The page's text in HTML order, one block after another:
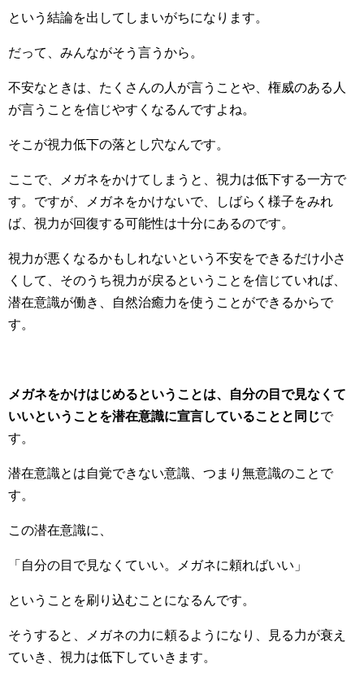
という結論を出してしまいがちになります。
だって、みんながそう言うから。
不安なときは、たくさんの人が言うことや、権威のある人
が言うことを信じやすくなるんですよね。
そこが視力低下の落とし穴なんです。
ここで、メガネをかけてしまうと、視力は低下する一方で
す。ですが、メガネをかけないで、しばらく様子をみれ
ば、視力が回復する可能性は十分にあるのです。
視力が悪くなるかもしれないという不安をできるだけ小さ
くして、そのうち視力が戻るということを信じていれば、
潜在意識が働き、自然治癒力を使うことができるからで
す。
メガネをかけはじめるということは、自分の目で見なくて
いいということを潜在意識に宣言していることと同じで
す。
潜在意識とは自覚できない意識、つまり無意識のことで
す。
この潜在意識に、
「自分の目で見なくていい。メガネに頼ればいい」
ということを刷り込むことになるんです。
そうすると、メガネの力に頼るようになり、見る力が衰え
ていき、視力は低下していきます。